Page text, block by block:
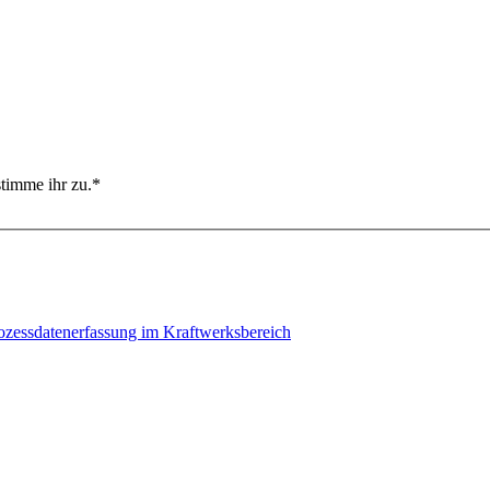
und Softwarekomponenten, die gemeinsam Daten aus
Feuchtigkeit, Vibrationen, Geschwindigkeit, Durchflussrate und
Sensoren.
sie in ein für die Weiterverarbeitung geeignetes Format um. Sie
werden verschiedene Kommunikationsprotokolle und
ihr zu.*
im Kraftwerksbereich